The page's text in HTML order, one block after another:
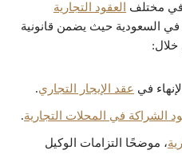
في مختلف
العقود التجارية
في السعودية حيث يضمن قانونية
خلال:
في عقد الإيجار التجاري.
الشراكة في المحلات التجارية.
، موضحًا التزامات الوكيل